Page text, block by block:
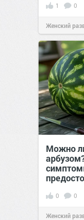
1 0
Женский
сайт.23:41
Можно
0 0
Женский